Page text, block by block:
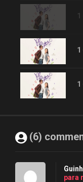
1
1
1
(6)
para